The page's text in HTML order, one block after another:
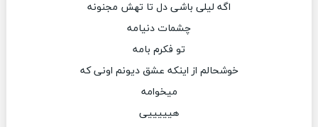
اگه لیلی باشی دل تا تهش مجنونه
چشمات دنیامه
تو فکرم بامه
خوشحالم از اینکه عشق دیونم اونی که
میخوامه
هیییییی